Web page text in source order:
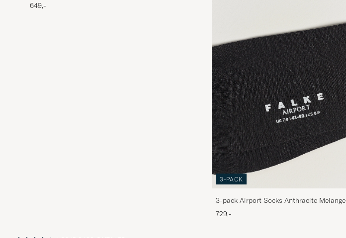
649,-
3-PACK
3-pack Airport Socks Anthracite Melange
729,-